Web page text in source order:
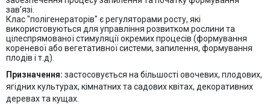
зав'язі.
Клас "полігенераторів" є регуляторами росту, які
використовуються для управління розвитком рослини та
цілеспрямованої стимуляції окремих процесів (формування
кореневої або вегетативної системи, запилення, формування
плодів і т.д).
Призначення: застосовується на більшості овочевих, плодових,
ягідних культурах, кімнатних та садових квітах, декоративних
деревах та кущах.